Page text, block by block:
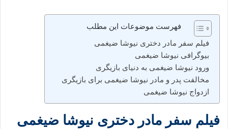
فهرست موضوعات این مطلب
فیلم سفر مادر دختری نیوشا ضیغمی
بیوگرافی نیوشا ضیغمی
ورود نیوشا ضیغمی به دنیای بازیگری
مخالفت پدر و مادر نیوشا ضیغمی برای بازیگری
ازدواج نیوشا ضیغمی
فیلم سفر مادر دختری نیوشا ضیغمی